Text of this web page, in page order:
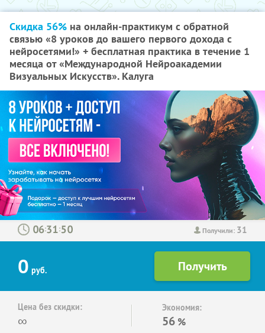
Скидка 56% на онлайн-практикум с обратной
связью «8 уроков до вашего первого дохода с
нейросетями!» + бесплатная практика в течение 1
месяца от «Международной Нейроакадемии
Визуальных Искусств». Калуга
Получили: 31
: :
0 руб.
Цена без скидки:
∞
Экономия:
56 %